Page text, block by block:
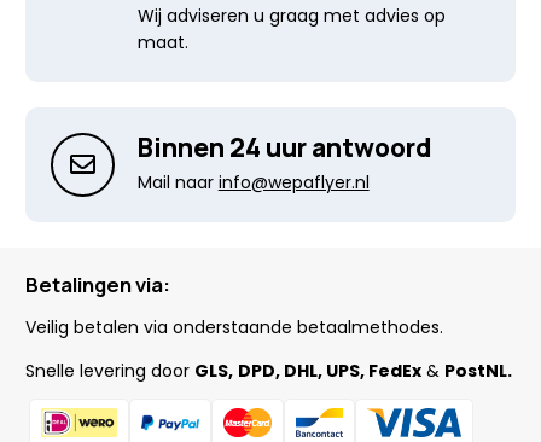
Wij adviseren u graag met advies op
maat.
Binnen 24 uur antwoord
Mail naar info@wepaflyer.nl
Betalingen via:
Veilig betalen via onderstaande betaalmethodes.
Snelle levering door GLS, DPD, DHL, UPS, FedEx & PostNL.